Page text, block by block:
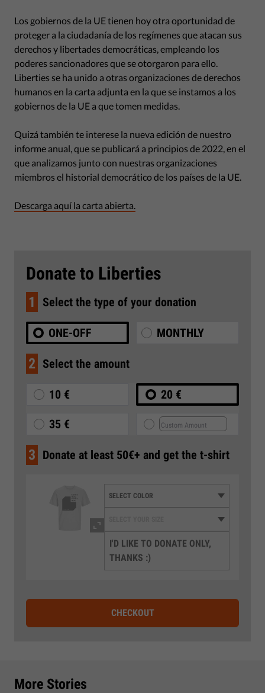
Los gobiernos de la UE tienen hoy otra oportunidad de
proteger a la ciudadanía de los regímenes que atacan sus
derechos y libertades democráticas, empleando los
poderes sancionadores que se otorgaron para ello.
Liberties se ha unido a otras organizaciones de derechos
humanos en la carta adjunta en la que se instamos a los
gobiernos de la UE a que tomen medidas.
Quizá también te interese la nueva edición de nuestro
informe anual, que se publicará a principios de 2022, en el
que analizamos junto con nuestras organizaciones
miembros el historial democrático de los países de la UE.
Descarga aquí la carta abierta.
Donate to Liberties
1 Select the type of your donation
ONE-OFF MONTHLY
2 Select the amount
10 € 20 €
35 €
3 Donate at least 50€+ and get the t-shirt
I'D LIKE TO DONATE ONLY,
THANKS :)
CHECKOUT
More Stories